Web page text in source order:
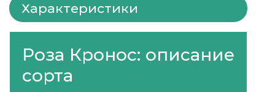
Штамбовые
Характеристики
Роза Кронос: описание
сорта